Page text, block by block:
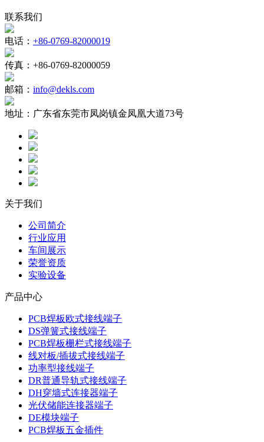
联系我们
电话： +86-0769-82000019
传真： +86-0769-82000059
邮箱： info@dekls.com
地址： 广东省东莞市凤岗镇金凤凰大道73号
关于我们
公司简介
行业应用
车间展示
荣誉资质
实验设备
产品中心
PCB焊板欧式接线端子
DS弹簧式接线端子
PCB焊板栅栏式接线端子
线对板/插拔式接线端子
功率型接线端子
DR普通导轨式接线端子
DH穿墙式连接器端子
光伏储能连接器端子
DE模块端子
PCB焊板五金插件